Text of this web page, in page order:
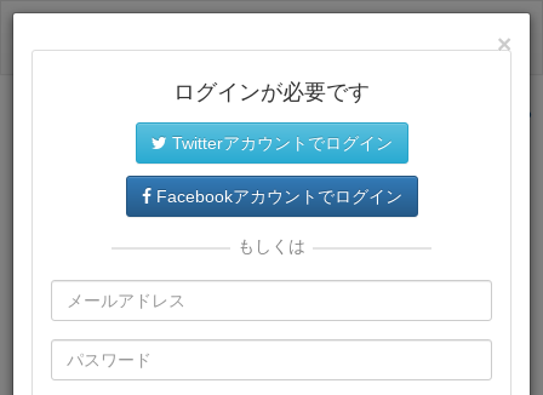
サイトトップに戻る
×
ログインが必要です
Twitterアカウントでログイン
Facebookアカウントでログイン
もしくは